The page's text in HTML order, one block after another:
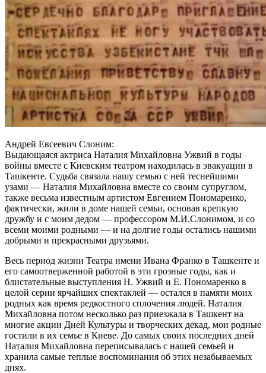
Андрей Евсеевич Слоним:
Выдающаяся актриса Наталия Михайловна Ужвий в годы
войны вместе с Киевским театром находилась в эвакуации в
Ташкенте. Судьба связала нашу семью с ней теснейшими
узами — Наталия Михайловна вместе со своим супруглом,
также весьма известным артистом Евгением Пономаренко,
фактически, жили в доме нашей семьи, основав крепкую
дружбу и с моим дедом — профессором М.И.Слонимом, и со
всеми моими родными — и на долгие годы остались нашими
добрыми и прекрасными друзьями.
Весь период жизни Театра имени Ивана Франко в Ташкенте и
его самоотверженной работой в эти грозные годы, как и
блистательные выступления Н. Ужвий и Е. Пономаренко в
целой серии ярчайших спектаклей — остался в памяти моих
родных как время редкостного сплочения людей. Наталия
Михайловна потом несколько раз приезжала в Ташкент на
многие акции Дней Культуры и творческих декад, мои родные
гостили в их семье в Киеве. До самых своих последних дней
Наталия Михайловна переписывалась с нашей семьей и
хранила самые теплые воспоминания об этих незабываемых
днях.